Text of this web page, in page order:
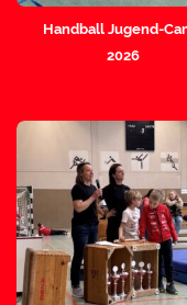
Handball Jugend-
2026